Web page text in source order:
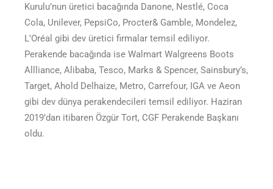
Kurulu’nun üretici bacağında Danone, Nestlé, Coca
Cola, Unilever, PepsiCo, Procter& Gamble, Mondelez,
L’Oréal gibi dev üretici firmalar temsil ediliyor.
Perakende bacağında ise Walmart Walgreens Boots
Allliance, Alibaba, Tesco, Marks & Spencer, Sainsbury’s,
Target, Ahold Delhaize, Metro, Carrefour, IGA ve Aeon
gibi dev dünya perakendecileri temsil ediliyor. Haziran
2019’dan itibaren Özgür Tort, CGF Perakende Başkanı
oldu.